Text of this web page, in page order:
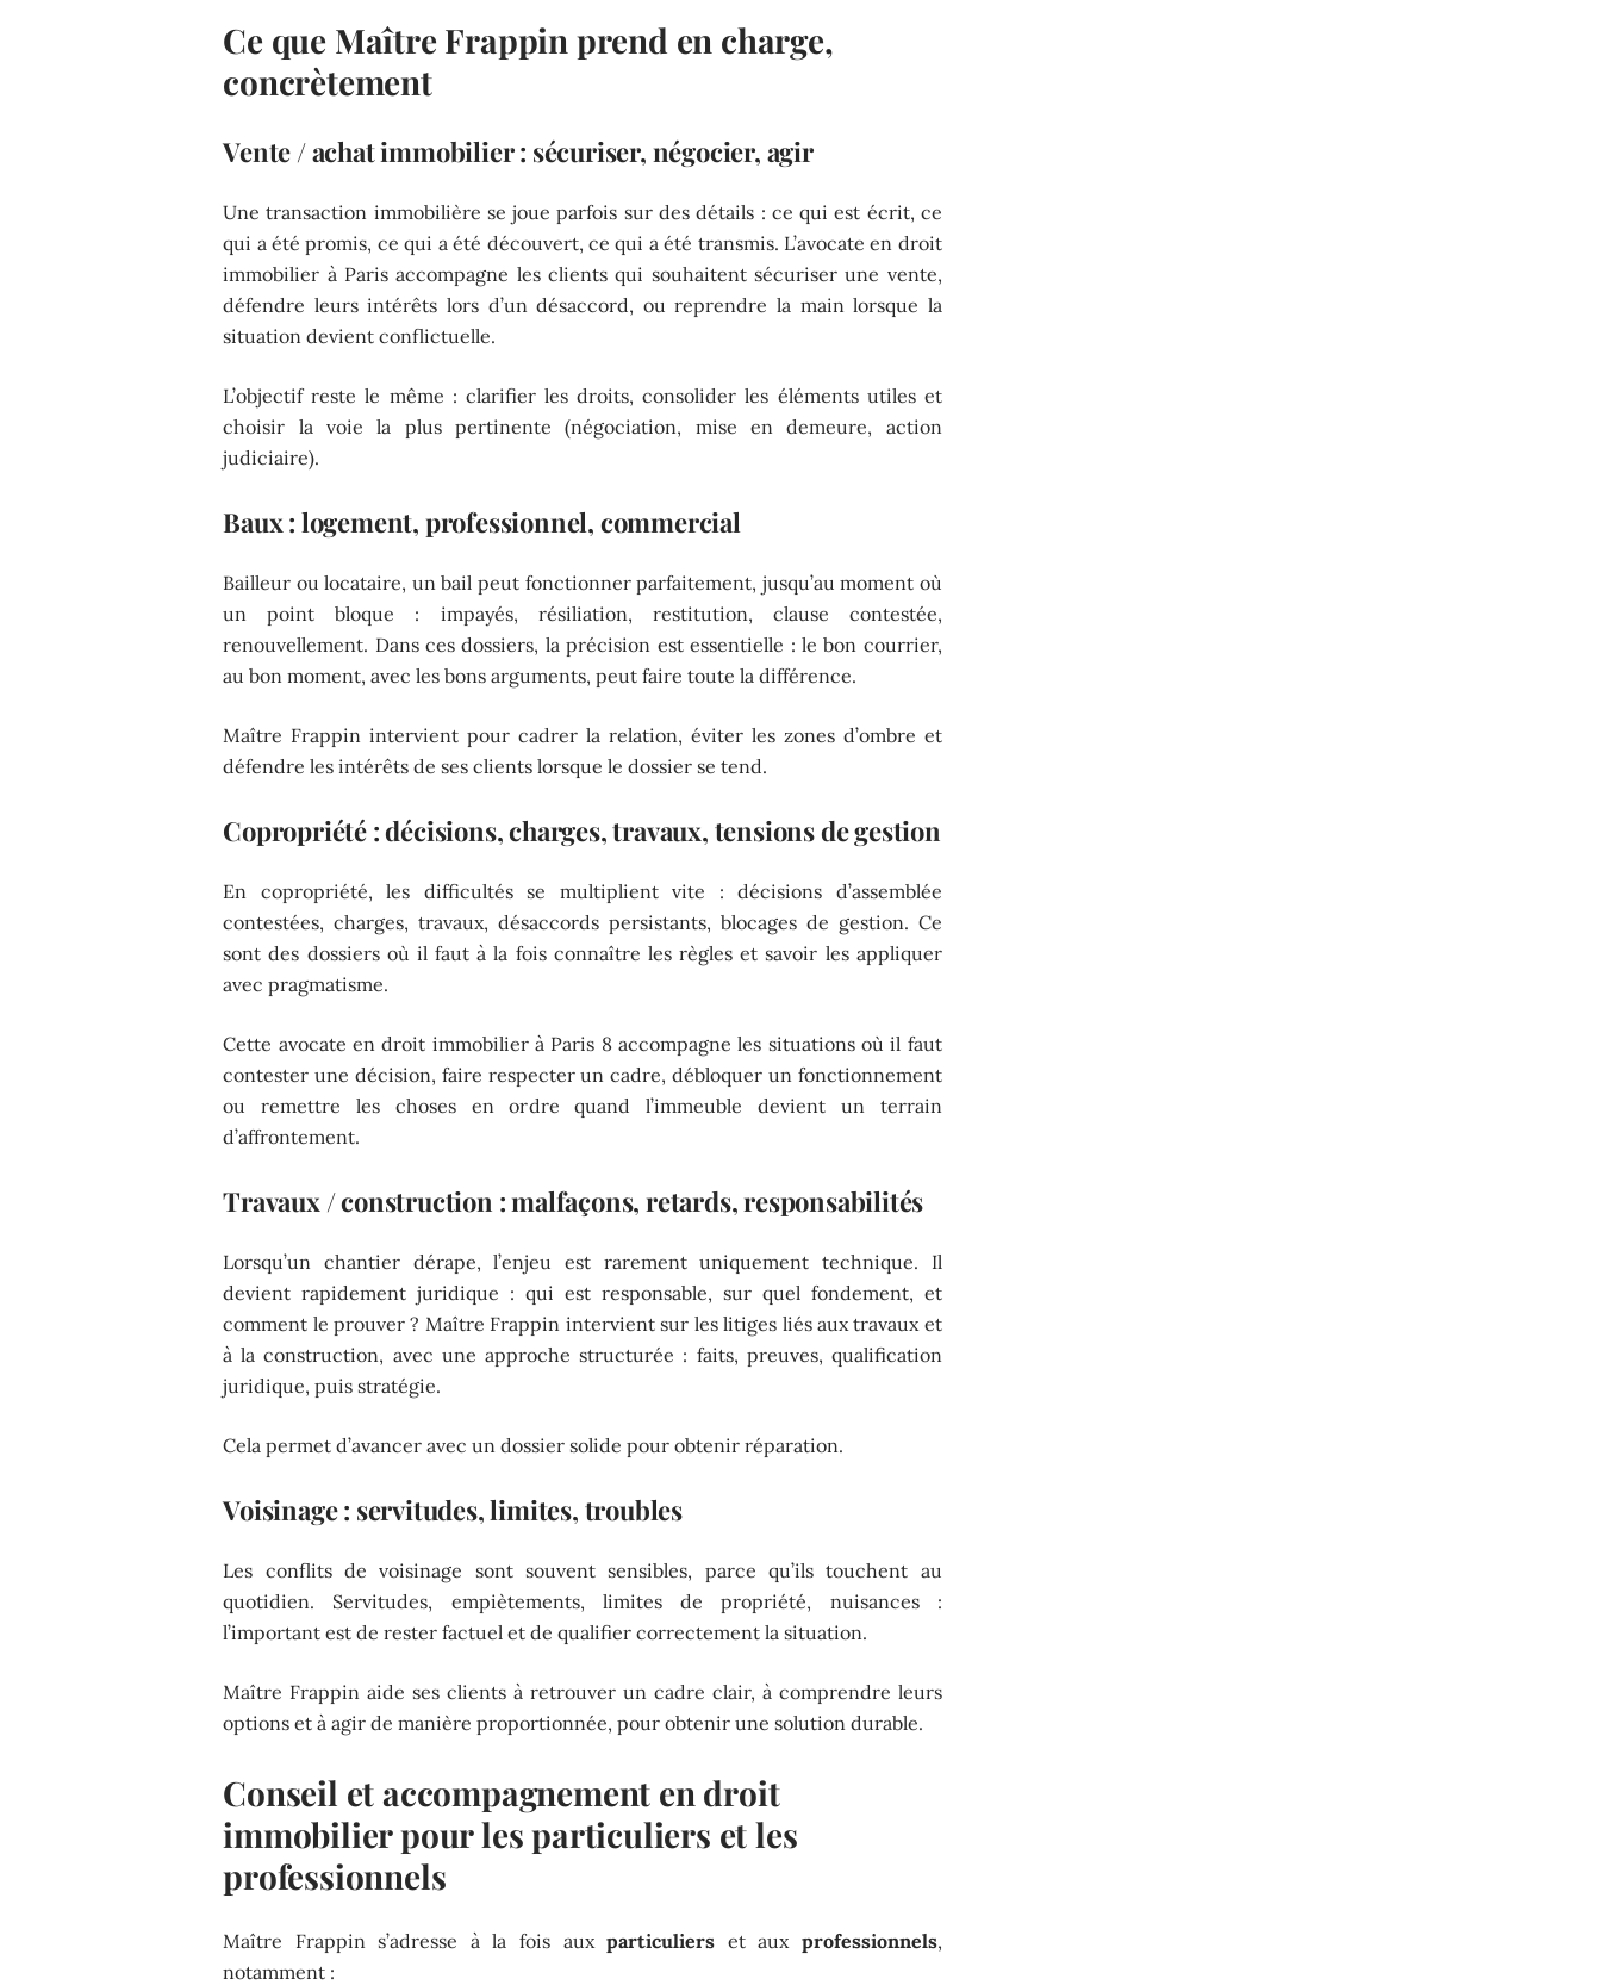
Ce que Maître Frappin prend en charge,
concrètement
Vente / achat immobilier : sécuriser, négocier, agir
Une transaction immobilière se joue parfois sur des détails : ce qui est écrit, ce
qui a été promis, ce qui a été découvert, ce qui a été transmis. L’avocate en droit
immobilier à Paris accompagne les clients qui souhaitent sécuriser une vente,
défendre leurs intérêts lors d’un désaccord, ou reprendre la main lorsque la
situation devient conflictuelle.
L’objectif reste le même : clarifier les droits, consolider les éléments utiles et
choisir la voie la plus pertinente (négociation, mise en demeure, action
judiciaire).
Baux : logement, professionnel, commercial
Bailleur ou locataire, un bail peut fonctionner parfaitement, jusqu’au moment où
un point bloque : impayés, résiliation, restitution, clause contestée,
renouvellement. Dans ces dossiers, la précision est essentielle : le bon courrier,
au bon moment, avec les bons arguments, peut faire toute la différence.
Maître Frappin intervient pour cadrer la relation, éviter les zones d’ombre et
défendre les intérêts de ses clients lorsque le dossier se tend.
Copropriété : décisions, charges, travaux, tensions de gestion
En copropriété, les difficultés se multiplient vite : décisions d’assemblée
contestées, charges, travaux, désaccords persistants, blocages de gestion. Ce
sont des dossiers où il faut à la fois connaître les règles et savoir les appliquer
avec pragmatisme.
Cette avocate en droit immobilier à Paris 8 accompagne les situations où il faut
contester une décision, faire respecter un cadre, débloquer un fonctionnement
ou remettre les choses en ordre quand l’immeuble devient un terrain
d’affrontement.
Travaux / construction : malfaçons, retards, responsabilités
Lorsqu’un chantier dérape, l’enjeu est rarement uniquement technique. Il
devient rapidement juridique : qui est responsable, sur quel fondement, et
comment le prouver ? Maître Frappin intervient sur les litiges liés aux travaux et
à la construction, avec une approche structurée : faits, preuves, qualification
juridique, puis stratégie.
Cela permet d’avancer avec un dossier solide pour obtenir réparation.
Voisinage : servitudes, limites, troubles
Les conflits de voisinage sont souvent sensibles, parce qu’ils touchent au
quotidien. Servitudes, empiètements, limites de propriété, nuisances :
l’important est de rester factuel et de qualifier correctement la situation.
Maître Frappin aide ses clients à retrouver un cadre clair, à comprendre leurs
options et à agir de manière proportionnée, pour obtenir une solution durable.
Conseil et accompagnement en droit
immobilier pour les particuliers et les
professionnels
Maître Frappin s’adresse à la fois auxparticuliers et aux professionnels,
notamment :